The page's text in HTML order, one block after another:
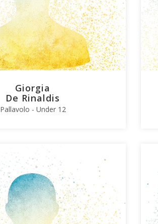
Giorgia
De Rinaldis
Pallavolo - Under 12